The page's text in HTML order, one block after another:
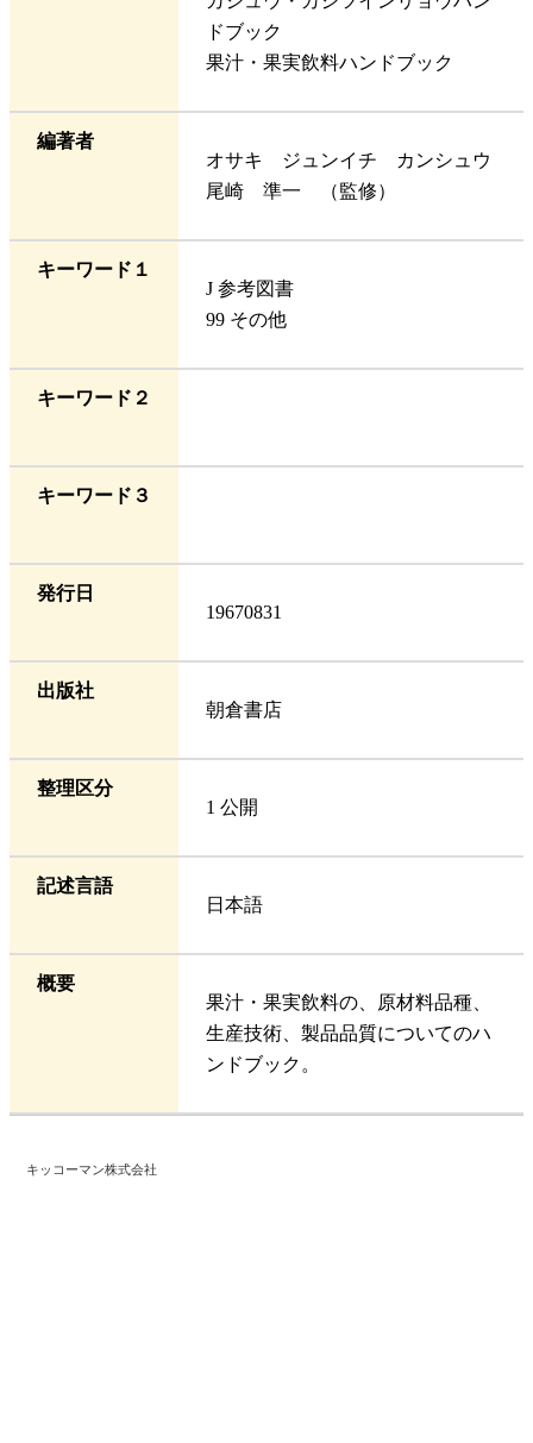
ドブック
果汁・果実飲料ハンドブック
編著者
オサキ ジュンイチ カンシュウ
尾崎 準一 （監修）
キーワード１
J 参考図書
99 その他
キーワード２
キーワード３
発行日
19670831
出版社
朝倉書店
整理区分
1 公開
記述言語
日本語
概要
果汁・果実飲料の、原材料品種、
生産技術、製品品質についてのハ
ンドブック。
キッコーマン株式会社